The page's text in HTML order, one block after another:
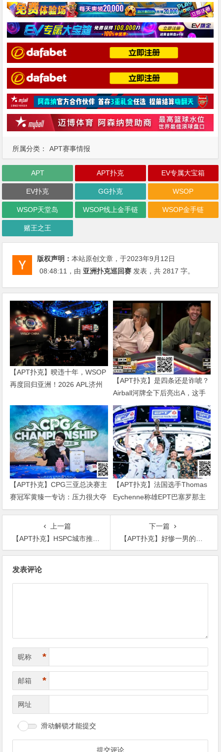
所属分类： APT赛事情报
APT APT扑克 EV专属大宝箱
EV扑克 GG扑克 WSOP
WSOP天堂岛 WSOP线上金手链 WSOP金手链
赌王之王
版权声明：本站原创文章，于2023年9月12日
08:48:11 ，由 亚洲扑克巡回赛 发表，共 2817 字。
【APT扑克】暌违十年，WSOP
再度回归亚洲！2026 APL济州
【APT扑克】是四条还是诈唬？
Airball河牌全下后亮出A，这手
牌让对手陷入长考
【APT扑克】CPG三亚总决赛主
赛冠军黄臻一专访：压力很大夺
冠有些意外 感谢师傅对我的帮
【APT扑克】法国选手Thomas
Eychenne称雄EPT巴塞罗那主
赛，单挑局显绝对统治力
上一篇
【APT扑克】HSPC城市推广赛无锡站赛事圆满结束！鲍勇厚积薄发勇夺主赛冠军奖杯！解锁新成就！下一站苏州见！
下一篇
【APT扑克】好惨一男的！他在一众网友见证下亏掉了5835万！
发表评论
昵称 *
邮箱 *
网址
滑动解锁才能提交